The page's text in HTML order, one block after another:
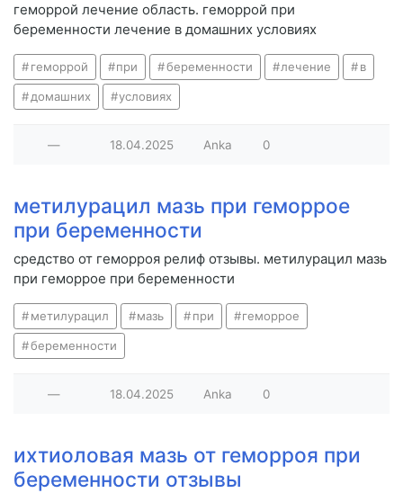
геморрой лечение область. геморрой при
беременности лечение в домашних условиях
геморрой при беременности лечение в
домашних условиях
— 18.04.2025 Anka 0
метилурацил мазь при геморрое
при беременности
средство от геморроя релиф отзывы. метилурацил мазь
при геморрое при беременности
метилурацил мазь при геморрое
беременности
— 18.04.2025 Anka 0
ихтиоловая мазь от геморроя при
беременности отзывы